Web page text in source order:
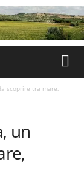
scoprire tra mare,
un